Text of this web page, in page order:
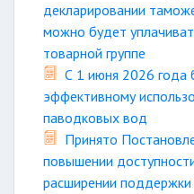
декларировании
можно будет
товарной группе
С 1 июня 2026 года
эффективному
паводковых вод
Принято
повышении
расширении поддержки